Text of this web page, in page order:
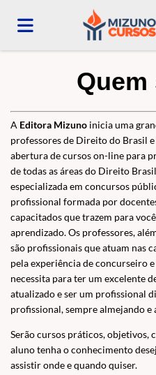
Home Mizuno Cursos -
A Editora Mizuno inicia uma
professores de Direito do Brasil
abertura de cursos on-line para
de todas as áreas do Direito
especializada em concursos
profissional formada por
capacitados que trazem para
aprendizado. Os professores,
são profissionais que atuam nas
pela experiência de concurseiro
necessita para ter um excelente
atualizado e ser um profissional
profissional, sempre almejando e
Serão cursos práticos, objetivos,
aluno tenha o conhecimento
assistir onde e quando quiser.